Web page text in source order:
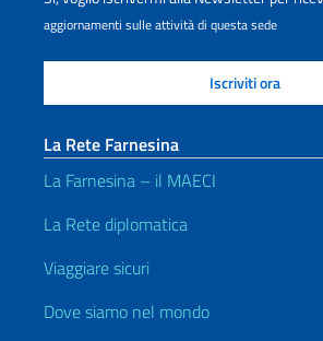
aggiornamenti sulle attività di questa sede
La Rete Farnesina
La Farnesina – il MAECI
La Rete diplomatica
Viaggiare sicuri
Dove siamo nel mondo